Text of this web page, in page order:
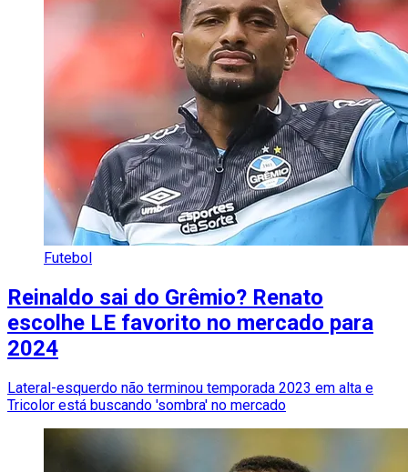
Futebol
Reinaldo sai do Grêmio? Renato
escolhe LE favorito no mercado para
2024
Lateral-esquerdo não terminou temporada 2023 em alta e
Tricolor está buscando 'sombra' no mercado